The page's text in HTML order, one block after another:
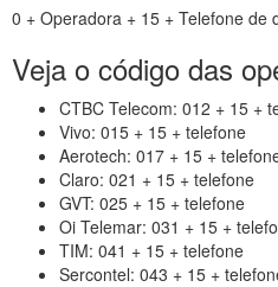
0 + Operadora + 15 + Telefone de
Veja o código das
CTBC Telecom: 012 + 15 +
Vivo: 015 + 15 + telefone
Aerotech: 017 + 15 +
Claro: 021 + 15 + telefone
GVT: 025 + 15 + telefone
Oi Telemar: 031 + 15 +
TIM: 041 + 15 + telefone
Sercontel: 043 + 15 +